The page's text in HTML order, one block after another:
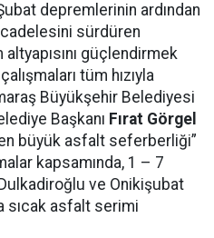
depremlerinin ardından
sürdüren
altyapısını güçlendirmek
tüm hızıyla
Büyükşehir Belediyesi
Başkanı Fırat Görgel
büyük asfalt seferberliği”
kapsamında, 1 – 7
ve Onikişubat
sıcak asfalt serimi